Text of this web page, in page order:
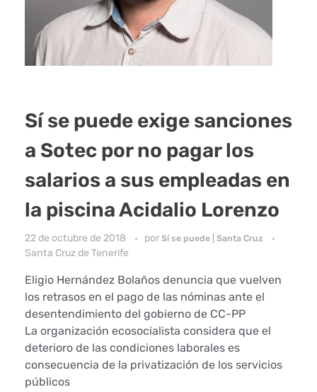
Sí se puede exige sanciones
a Sotec por no pagar los
salarios a sus empleadas en
la piscina Acidalio Lorenzo
22 de octubre de 2018 por Sí se puede | Santa Cruz
Santa Cruz de Tenerife
Eligio Hernández Bolaños denuncia que vuelven
los retrasos en el pago de las nóminas ante el
desentendimiento del gobierno de CC-PP
La organización ecosocialista considera que el
deterioro de las condiciones laborales es
consecuencia de la privatización de los servicios
públicos